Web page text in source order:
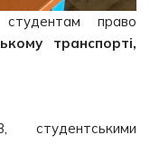
право
транспорті,
студентськими